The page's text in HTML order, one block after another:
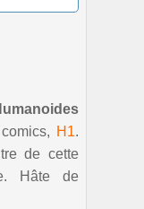
H1.
de cette
Hâte de